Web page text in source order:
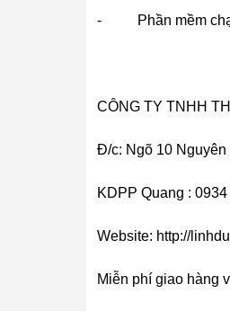
- Phần mềm chạy
CÔNG TY TNHH
Đ/c: Ngõ 10
KDPP Quang :
Website: http://
Miễn phí giao hàng